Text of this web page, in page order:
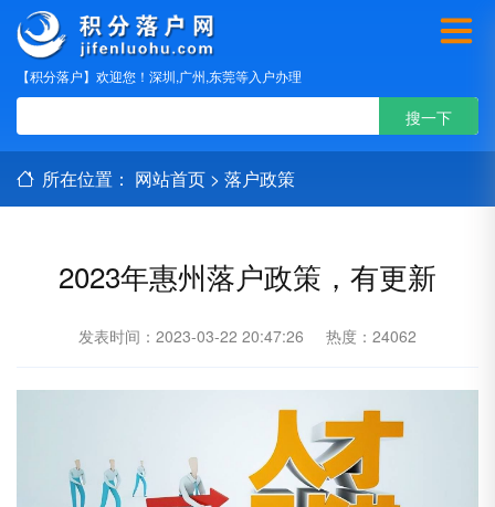
【积分落户】欢迎您！深圳,广州,东莞等入户办理
所在位置： 网站首页 > 落户政策
2023年惠州落户政策，有更新
发表时间：2023-03-22 20:47:26 热度：24062